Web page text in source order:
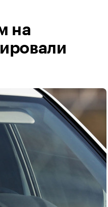
на